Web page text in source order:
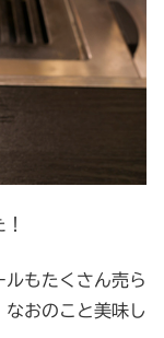
もたくさん売ら
おのこと美味し